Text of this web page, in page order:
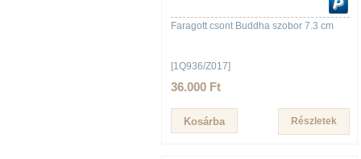
Faragott csont Buddha szobor 7.3 cm
[1Q936/Z017]
36.000 Ft
Részletek